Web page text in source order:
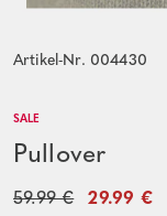
Artikel-Nr. 004430
SALE
Pullover
59.99 € 29.99 €